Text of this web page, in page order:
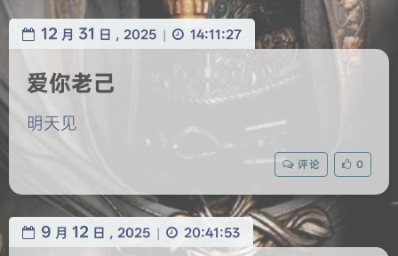
12 月 31 日 , 2025 | 14:11:27
爱你老己
明天见
评论 0
9 月 12 日 , 2025 | 20:41:53